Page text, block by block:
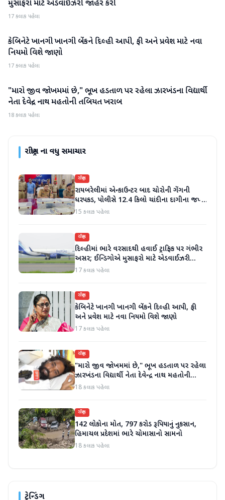
મુસાફરો માટે એડવાઈઝરી જાહેર કરી
17 કલાક પહેલા
રાષ્ટ્રીય
કેબિનેટે ખાનગી ખાનગી બેંકને દિલ્હી આપી, ફી અને પ્રવેશ માટે નવા
નિયમો વિશે જાણો
17 કલાક પહેલા
રાષ્ટ્રીય
"મારો જીવ જોખમમાં છે," ભૂખ હડતાળ પર રહેલા ઝારખંડના વિદ્યાર્થી
નેતા દેવેન્દ્ર નાથ મહતોની તબિયત ખરાબ
18 કલાક પહેલા
રાષ્ટ્રીયના વધુ સમાચાર
રાષ્ટ્રીય
રાયબરેલીમાં એન્કાઉન્ટર બાદ ચોરોની ગેંગની
ધરપકડ, પોલીસે 12.4 કિલો ચાંદીના દાગીના જપ્ત
કર્યા
15 કલાક પહેલા
રાષ્ટ્રીય
દિલ્હીમાં ભારે વરસાદથી હવાઈ ટ્રાફિક પર ગંભીર
અસર; ઈન્ડિગોએ મુસાફરો માટે એડવાઈઝરી
જાહેર કરી
17 કલાક પહેલા
રાષ્ટ્રીય
કેબિનેટે ખાનગી ખાનગી બેંકને દિલ્હી આપી, ફી
અને પ્રવેશ માટે નવા નિયમો વિશે જાણો
17 કલાક પહેલા
રાષ્ટ્રીય
"મારો જીવ જોખમમાં છે," ભૂખ હડતાળ પર રહેલા
ઝારખંડના વિદ્યાર્થી નેતા દેવેન્દ્ર નાથ મહતોની
તબિયત ખરાબ
18 કલાક પહેલા
રાષ્ટ્રીય
142 લોકોના મોત, 797 કરોડ રૂપિયાનું નુકસાન,
હિમાચલ પ્રદેશમાં ભારે ચોમાસાનો સામનો
18 કલાક પહેલા
ટ્રેન્ડિંગ